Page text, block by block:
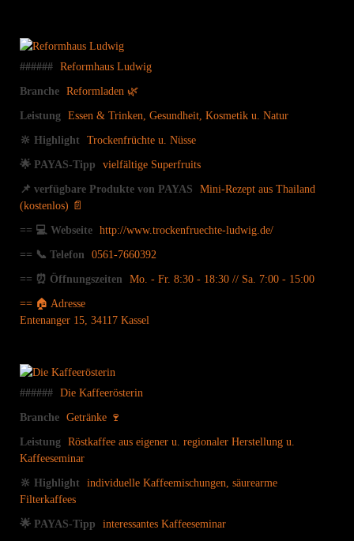
###### Reformhaus Ludwig
Branche Reformladen 🌿
Leistung
Essen & Trinken, Gesundheit, Kosmetik u. Natur
🔆 Highlight
Trockenfrüchte u. Nüsse
🌟 PAYAS-Tipp
vielfältige Superfruits
📌 verfügbare Produkte von PAYAS
Mini-Rezept aus Thailand
(kostenlos) 📄
== 💻 Webseite http://www.trockenfruechte-ludwig.de/
== 📞 Telefon
0561-7660392
== ⏰ Öffnungszeiten
Mo. - Fr. 8:30 - 18:30 // Sa. 7:00 - 15:00
== 🏠 Adresse
Entenanger 15, 34117 Kassel
###### Die Kaffeerösterin
Branche Getränke 🍷
Leistung
Röstkaffee aus eigener u. regionaler Herstellung u.
Kaffeeseminar
🔆 Highlight
individuelle Kaffeemischungen, säurearme
Filterkaffees
🌟 PAYAS-Tipp
interessantes Kaffeeseminar